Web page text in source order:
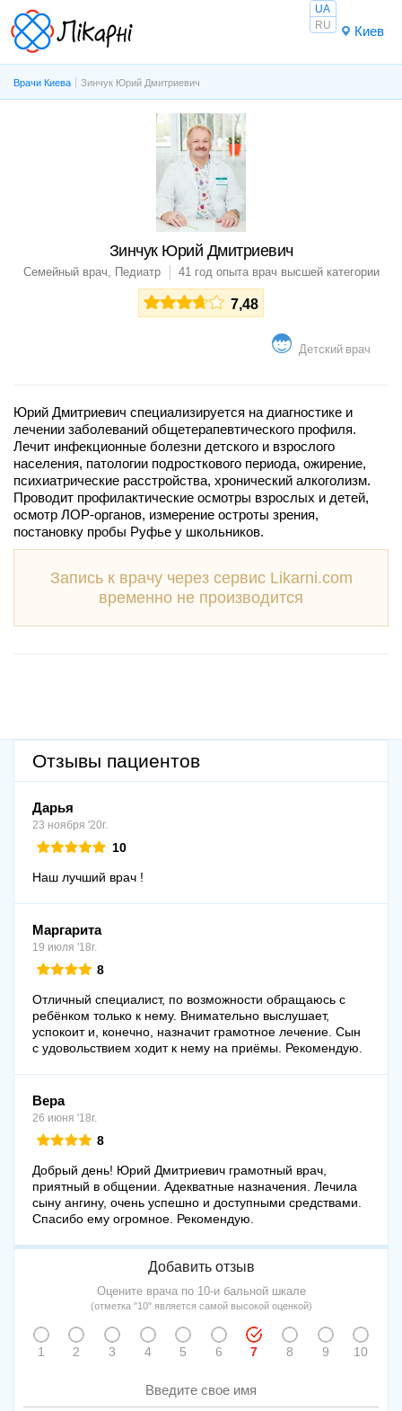
Киев
UA
RU
Врачи Киева Зинчук Юрий Дмитриевич
Зинчук Юрий Дмитриевич
Семейный врач, Педиатр 41 год опыта врач высшей категории
7,48
Детский врач
Юрий Дмитриевич специализируется на диагностике и
лечении заболеваний общетерапевтического профиля.
Лечит инфекционные болезни детского и взрослого
населения, патологии подросткового периода, ожирение,
психиатрические расстройства, хронический алкоголизм.
Проводит профилактические осмотры взрослых и детей,
осмотр ЛОР-органов, измерение остроты зрения,
постановку пробы Руфье у школьников.
Запись к врачу через сервис Likarni.com
временно не производится
Отзывы пациентов
Дарья
23 ноября '20г.
10
Наш лучший врач !
Маргарита
19 июля '18г.
8
Отличный специалист, по возможности обращаюсь с
ребёнком только к нему. Внимательно выслушает,
успокоит и, конечно, назначит грамотное лечение. Сын
с удовольствием ходит к нему на приёмы. Рекомендую.
Вера
26 июня '18г.
8
Добрый день! Юрий Дмитриевич грамотный врач,
приятный в общении. Адекватные назначения. Лечила
сыну ангину, очень успешно и доступными средствами.
Спасибо ему огромное. Рекомендую.
Добавить отзыв
Оцените врача по 10-и бальной шкале
(отметка "10" является самой высокой оценкой)
1 2 3 4 5 6 7 8 9 10